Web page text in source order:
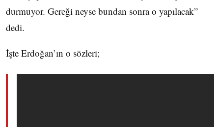
durmuyor. Gereği neyse bundan sonra o yapılacak”
dedi.
İşte Erdoğan’ın o sözleri;